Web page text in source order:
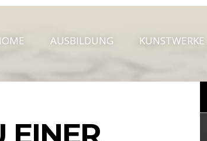
AUSBILDUNG KUNSTWERKE